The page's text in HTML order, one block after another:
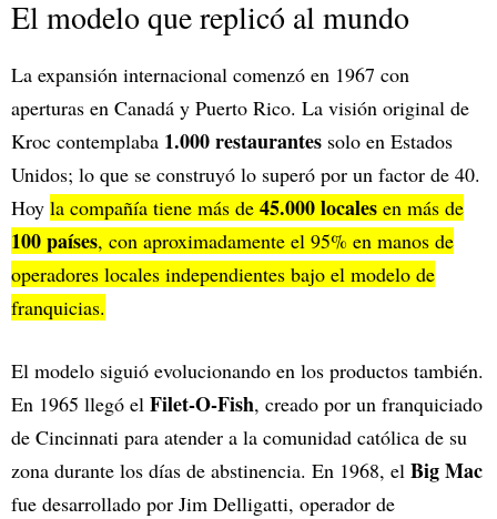
El modelo que replicó al mundo
La expansión internacional comenzó en 1967 con
aperturas en Canadá y Puerto Rico. La visión original de
Kroc contemplaba 1.000 restaurantes solo en Estados
Unidos; lo que se construyó lo superó por un factor de 40.
Hoy la compañía tiene más de 45.000 locales en más de
100 países, con aproximadamente el 95% en manos de
operadores locales independientes bajo el modelo de
franquicias.
El modelo siguió evolucionando en los productos también.
En 1965 llegó el Filet-O-Fish, creado por un franquiciado
de Cincinnati para atender a la comunidad católica de su
zona durante los días de abstinencia. En 1968, el Big Mac
fue desarrollado por Jim Delligatti, operador de